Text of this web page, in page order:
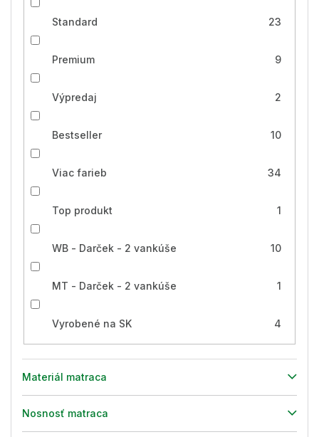
Standard 23
Premium 9
Výpredaj 2
Bestseller 10
Viac farieb 34
Top produkt 1
WB - Darček - 2 vankúše 10
MT - Darček - 2 vankúše 1
Vyrobené na SK 4
Materiál matraca
Nosnosť matraca